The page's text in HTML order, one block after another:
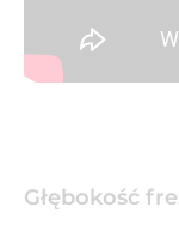
Głębokość